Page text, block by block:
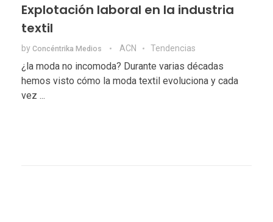
Explotación laboral en la industria
textil
by Concéntrika Medios ACN Tendencias
¿la moda no incomoda? Durante varias décadas
hemos visto cómo la moda textil evoluciona y cada
vez ...